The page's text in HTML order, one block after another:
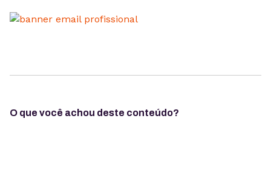
O que você achou deste conteúdo?